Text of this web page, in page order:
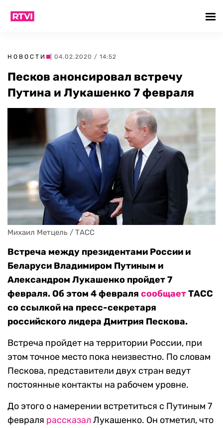
НОВОСТИ | 04.02.2020 / 14:52
Песков анонсировал встречу
Путина и Лукашенко 7 февраля
Михаил Метцель / ТАСС
Встреча между президентами России и
Беларуси Владимиром Путиным и
Александром Лукашенко пройдет 7
февраля. Об этом 4 февраля сообщаетТАСС
со ссылкой на пресс-секретаря
российского лидера Дмитрия Пескова.
Встреча пройдет на территории России, при
этом точное место пока неизвестно. По словам
Пескова, представители двух стран ведут
постоянные контакты на рабочем уровне.
До этого о намерении встретиться с Путиным 7
февраля рассказал Лукашенко. Он отметил, что